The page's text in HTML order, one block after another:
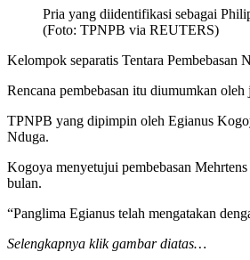
Pria yang diidentifikasi sebagai
(Foto: TPNPB via REUTERS)
Kelompok separatis Tentara Pembebasan
Rencana pembebasan itu diumumkan
TPNPB yang dipimpin oleh Egianus
Nduga.
Kogoya menyetujui pembebasan
bulan.
“Panglima Egianus telah mengatakan
Selengkapnya klik gambar diatas…